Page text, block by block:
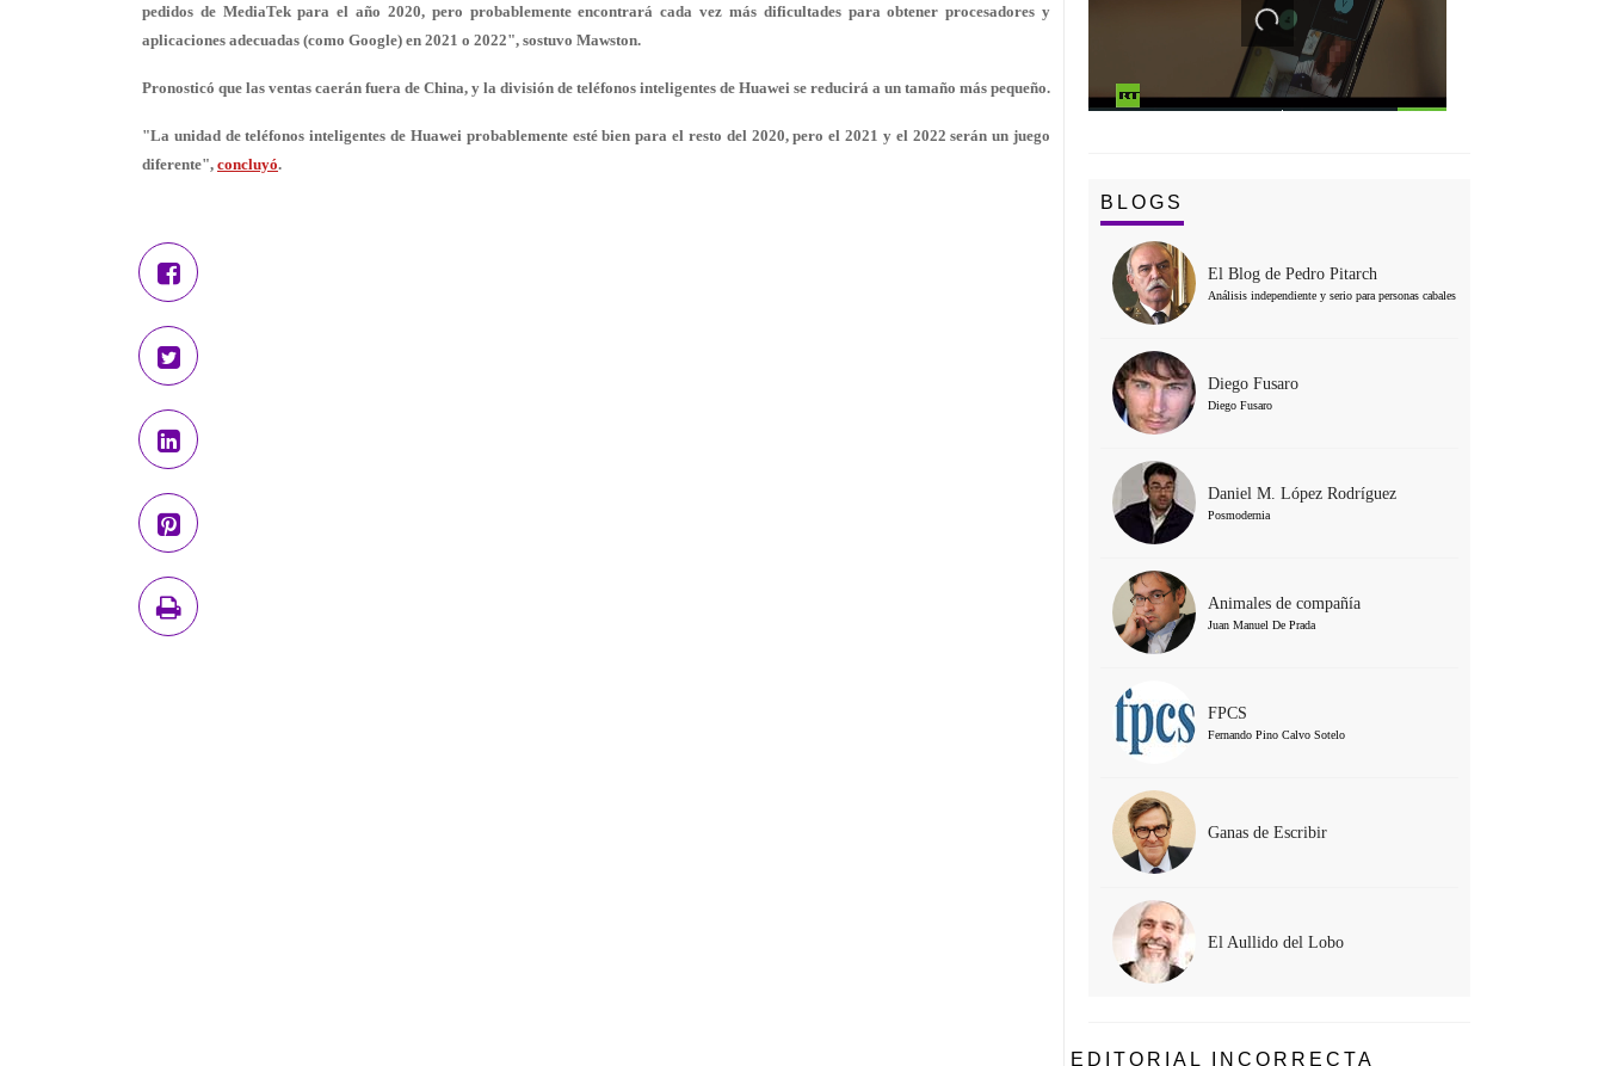
pedidos de MediaTek para el año 2020, pero probablemente encontrará cada vez más dificultades para obtener procesadores y
aplicaciones adecuadas (como Google) en 2021 o 2022", sostuvo Mawston.
Pronosticó que las ventas caerán fuera de China, y la división de teléfonos inteligentes de Huawei se reducirá a un tamaño más pequeño.
"La unidad de teléfonos inteligentes de Huawei probablemente esté bien para el resto del 2020, pero el 2021 y el 2022 serán un juego
diferente", concluyó.
BLOGS
El Blog de Pedro Pitarch
Análisis independiente y serio para personas cabales
Diego Fusaro
Diego Fusaro
Daniel M. López Rodríguez
Posmodernia
Animales de compañía
Juan Manuel De Prada
FPCS
Fernando Pino Calvo Sotelo
Ganas de Escribir
El Aullido del Lobo
EDITORIAL INCORRECTA